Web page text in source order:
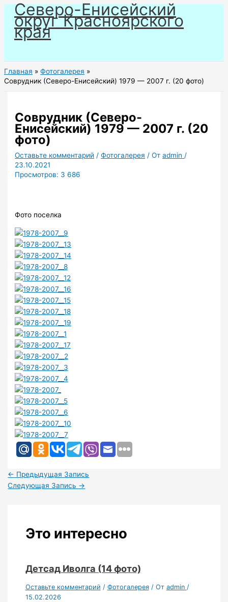
Перейти
содержимому
Северо-Енисейский
округ Красноярского
края
Главная
Фотогалерея
Соврудник (Северо-Енисейский) 1979 — 2007 г. (20 фото)
Соврудник (Северо-
Енисейский) 1979 — 2007 г. (20
фото)
Оставьте комментарий /Фотогалерея / Отadmin /
23.10.2021
Просмотров: 3 686
Фото поселка
← Предыдущая Запись
Следующая Запись →
Это интересно
Детсад Иволга (14 фото)
Оставьте комментарий / Фотогалерея/ От admin /
15.02.2026